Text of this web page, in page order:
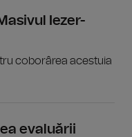
Iezer-
coborârea acestuia
evaluării